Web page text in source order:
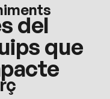
del
que